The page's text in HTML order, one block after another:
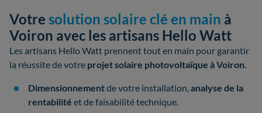
Votre solution solaire clé en main à
Voiron avec les artisans Hello Watt
Les artisans Hello Watt prennent tout en main pour garantir
la réussite de votre projet solaire photovoltaïque à Voiron
Dimensionnementde votre installation, analyse de la
rentabilité et de faisabilité technique.